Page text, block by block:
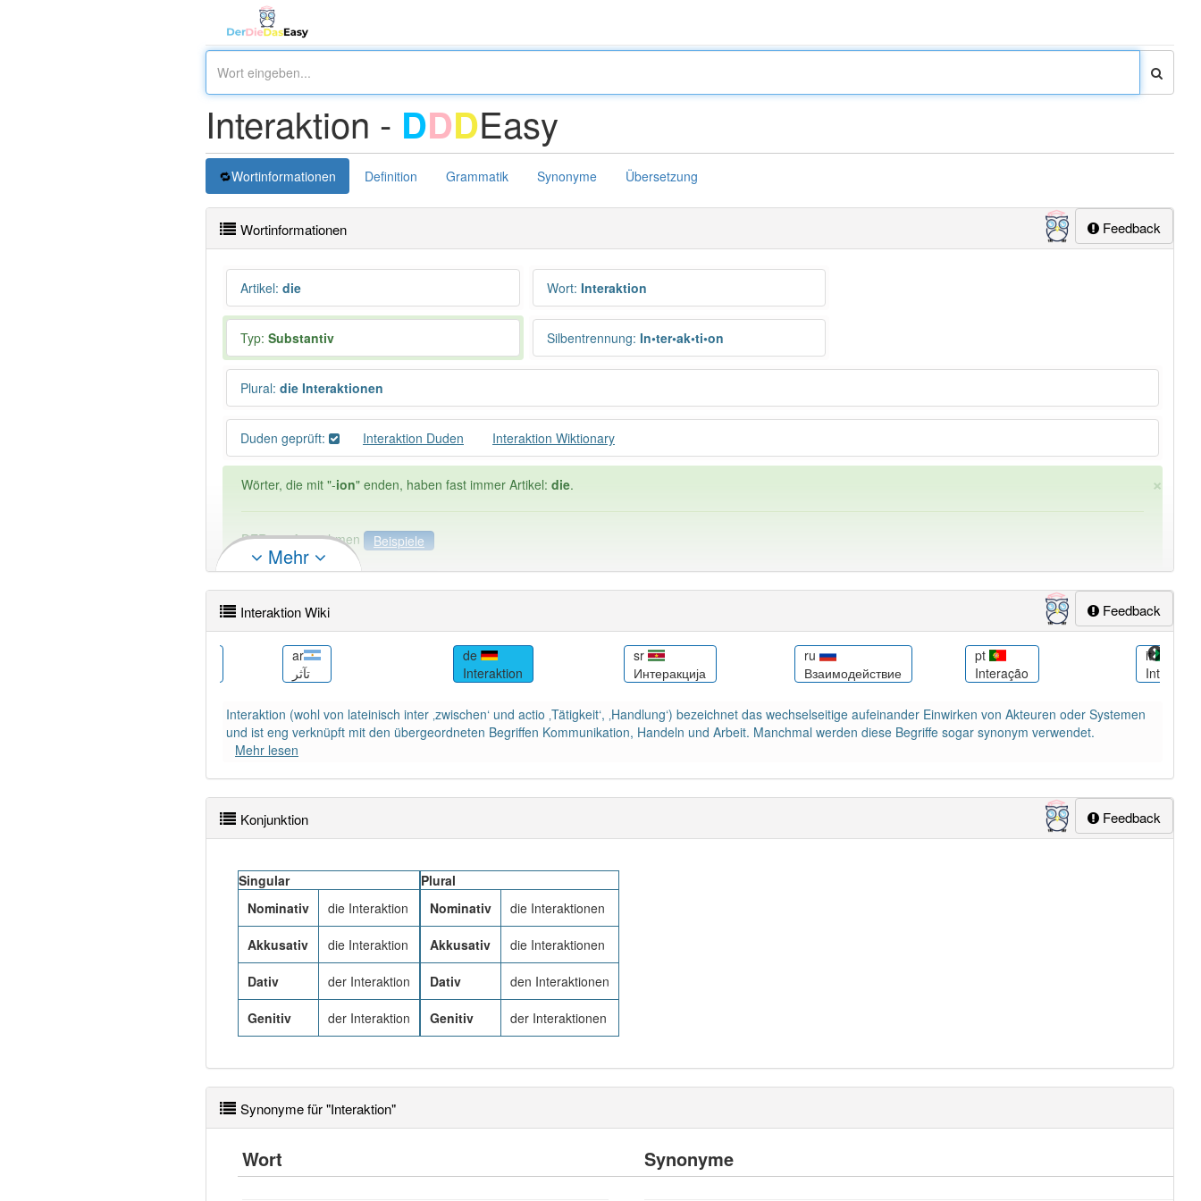
Interaktion - DDDEasy
Wortinformationen Definition Grammatik Synonyme Übersetzung
Feedback
Wortinformationen
Artikel: die Wort: Interaktion
Typ: Substantiv Silbentrennung: In•ter•ak•ti•on
Plural: die Interaktionen
Duden geprüft: Interaktion Duden Interaktion Wiktionary
×
Wörter, die mit "-ion" enden, haben fast immer Artikel: die.
DER:21Ausnahmen
Beispiele
DIE: 2 809
DAS:114Ausnahmen
Wörter mit Endung Wörter mit Endung-interaktionaber mit einem anderen Artikel
Das Wort wird häufig verwendet im Bereich Psychologie Soziologie 97% unserer Spielapp-Nutzer haben den Artikel korrekt erraten.
Mehr
Feedback
Interaktion Wiki
ar
تآثر
de
Interaktion
sr
Интеракција
ru
Взаимодействие
pt
Interação
it
Interaktion (wohl von lateinisch inter ‚zwischen‘ und actio ‚Tätigkeit‘, ‚Handlung‘) bezeichnet das wechselseitige aufeinander Einwirken von Akteuren oder Systemen
und ist eng verknüpft mit den übergeordneten Begriffen Kommunikation, Handeln und Arbeit. Manchmal werden diese Begriffe sogar synonym verwendet.
Mehr lesen
Feedback
Konjunktion
Singular
Nominativ
die Interaktion
Akkusativ die Interaktion
Dativ der Interaktion
Genitiv der Interaktion
Plural
Nominativ
die Interaktionen
Akkusativ die Interaktionen
Dativ den Interaktionen
Genitiv der Interaktionen
Synonyme für "Interaktion"
Wort Synonyme